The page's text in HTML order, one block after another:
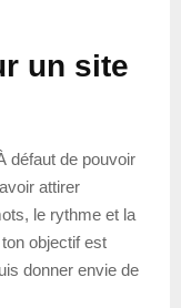
un site
défaut de pouvoir
attirer
le rythme et la
objectif est
donner envie de